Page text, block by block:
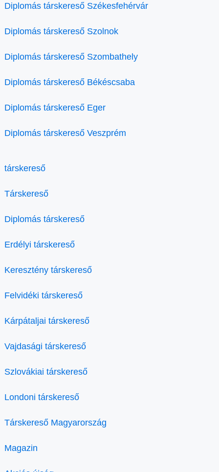
Diplomás társkereső Székesfehérvár
Diplomás társkereső Szolnok
Diplomás társkereső Szombathely
Diplomás társkereső Békéscsaba
Diplomás társkereső Eger
Diplomás társkereső Veszprém
társkereső
Társkereső
Diplomás társkereső
Erdélyi társkereső
Keresztény társkereső
Felvidéki társkereső
Kárpátaljai társkereső
Vajdasági társkereső
Szlovákiai társkereső
Londoni társkereső
Társkereső Magyarország
Magazin